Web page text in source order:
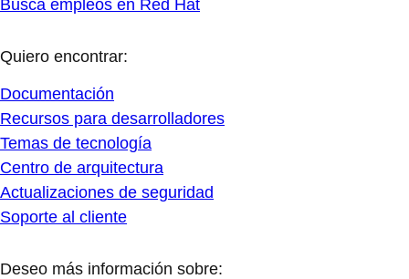
Busca empleos en Red Hat
Quiero encontrar:
Documentación
Recursos para desarrolladores
Temas de tecnología
Centro de arquitectura
Actualizaciones de seguridad
Soporte al cliente
Deseo más información sobre: